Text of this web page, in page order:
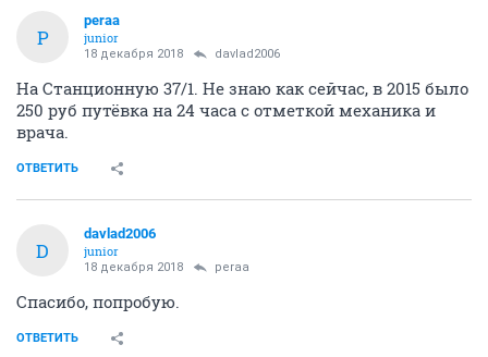
P
peraa
junior
18 декабря 2018 davlad2006
На Станционную 37/1. Не знаю как сейчас, в 2015 было
250 руб путёвка на 24 часа с отметкой механика и
врача.
ОТВЕТИТЬ
D
davlad2006
junior
18 декабря 2018 peraa
Спасибо, попробую.
ОТВЕТИТЬ